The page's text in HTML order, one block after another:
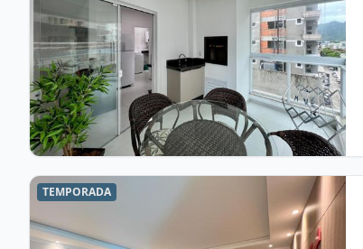
TEMPORADA